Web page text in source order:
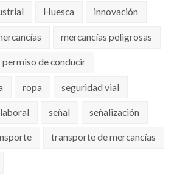
Huesca innovación
mercancías peligrosas
permiso de conducir
ropa seguridad vial
señal señalización
transporte de mercancías